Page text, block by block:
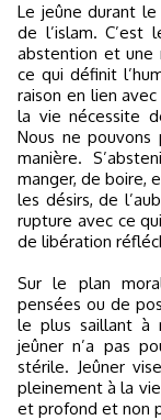
Le jeûne durant
de l’islam.
abstention et une
ce qui définit
raison en lien
la vie nécessite
Nous ne pouvons
manière.
manger, de boire,
les désirs, de
rupture avec ce
de libération
Sur le plan
pensées ou de
le plus saillant à
jeûner n’a pas
stérile. Jeûner
pleinement à la
et profond et non